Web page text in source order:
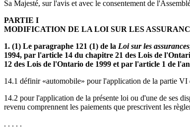
Sa Majesté, sur l'avis et avec le consentement de
PARTIE I
MODIFICATION DE LA LOI SUR LES
1. (1) Le paragraphe 121 (1) de la Loi sur les assurances
1994, par l'article 14 du chapitre 21 des Lois de
12 des Lois de l'Ontario de 1999 et par l'article 1 de
14.1 définir «automobile» pour l'application de la partie
14.2 pour l'application de la présente loi ou d'une de ses
revenu comprennent les paiements que prescrivent les
. . . . .